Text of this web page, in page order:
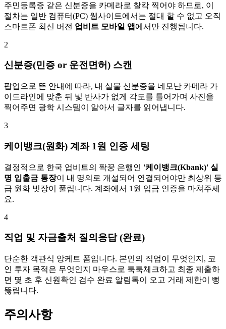
주민등록증 같은 신분증을 카메라로 찰칵 찍어야 하므로, 이
절차는 일반 컴퓨터(PC) 웹사이트에서는 절대 할 수 없고 오직
스마트폰 최신 버전 업비트 모바일 앱 에서만 진행됩니다.
2
신분증(민증 or 운전면허) 스캔
팝업으로 뜬 안내에 따라, 내 실물 신분증을 네모난 카메라 가
이드라인에 맞춘 뒤 빛 반사가 없게 각도를 틀어가며 사진을
찍어주면 광학 시스템이 알아서 글자를 읽어냅니다.
3
케이뱅크(원화) 계좌 1원 인증 세팅
결정적으로 한국 업비트의 짝꿍 은행인 '케이뱅크(Kbank)' 실
명 입출금 통장이 내 명의로 개설되어 연결되어야만 최상위 등
급 원화 빗장이 풀립니다. 계좌에서 1원 입금 인증을 마쳐주세
요.
4
직업 및 자금출처 질의응답 (완료)
단순한 객관식 앙케트 폼입니다. 본인의 직업이 무엇인지, 코
인 투자 목적은 무엇인지 마우스로 툭툭체크하고 최종 제출하
면 몇 초 후 신원확인 검수 완료 알림톡이 오고 거래 제한이 뻥
뚫립니다.
주의사항